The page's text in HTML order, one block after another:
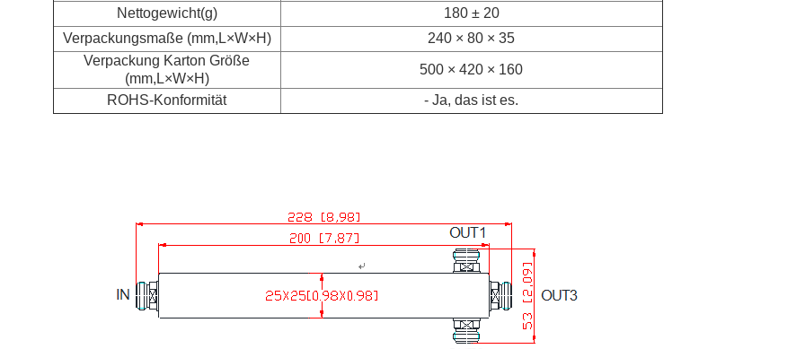
Nettogewicht(g)
180 ± 20
Verpackungsmaße (mm,L×W×H)
240 × 80 × 35
Verpackung Karton Größe
(mm,L×W×H)
500 × 420 × 160
ROHS-Konformität
- Ja, das ist es.